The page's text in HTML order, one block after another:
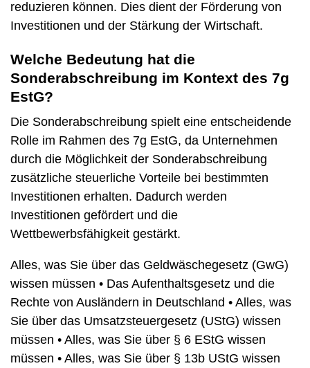
reduzieren können. Dies dient der Förderung von
Investitionen und der Stärkung der Wirtschaft.
Welche Bedeutung hat die
Sonderabschreibung im Kontext des 7g
EstG?
Die Sonderabschreibung spielt eine entscheidende
Rolle im Rahmen des 7g EstG, da Unternehmen
durch die Möglichkeit der Sonderabschreibung
zusätzliche steuerliche Vorteile bei bestimmten
Investitionen erhalten. Dadurch werden
Investitionen gefördert und die
Wettbewerbsfähigkeit gestärkt.
Alles, was Sie über das Geldwäschegesetz (GwG)
wissen müssen • Das Aufenthaltsgesetz und die
Rechte von Ausländern in Deutschland • Alles, was
Sie über das Umsatzsteuergesetz (UStG) wissen
müssen • Alles, was Sie über § 6 EStG wissen
müssen • Alles, was Sie über § 13b UStG wissen